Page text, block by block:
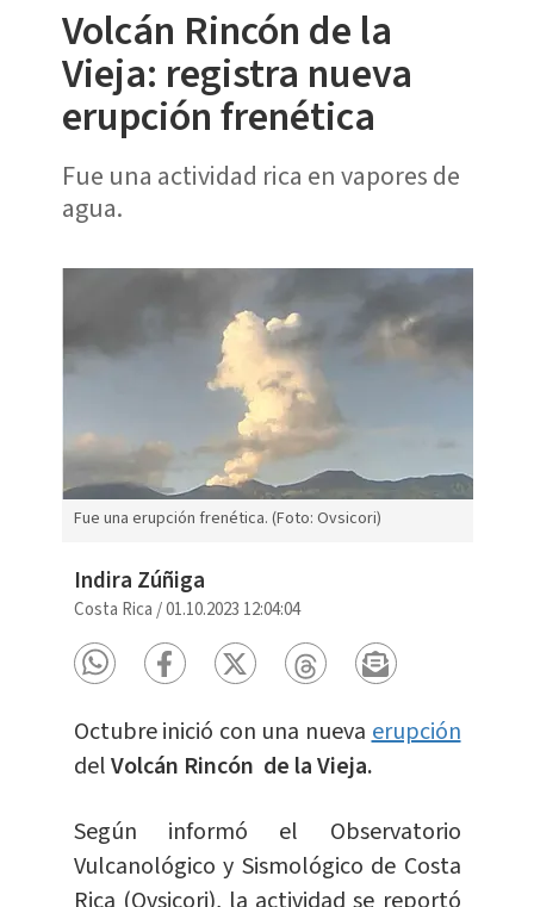
Volcán Rincón de la
Vieja: registra nueva
erupción frenética
Fue una actividad rica en vapores de
agua.
Fue una erupción frenética. (Foto: Ovsicori)
Indira Zúñiga
Costa Rica /01.10.2023 12:04:04
Octubre inició con una nuevaerupción
delVolcán Rincón de la Vieja.
Según informó el Observatorio
Vulcanológico y Sismológico de Costa